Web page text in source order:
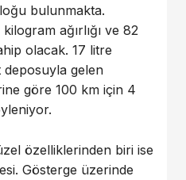
bulunmakta.
ağırlığı ve 82
olacak. 17 litre
deposuyla gelen
göre 100 km için 4
özelliklerinden biri ise
Gösterge üzerinde